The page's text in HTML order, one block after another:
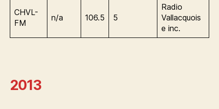
CHVL-
FM
n/a 106.5 5
Radio
Vallacquois
e inc.
2013